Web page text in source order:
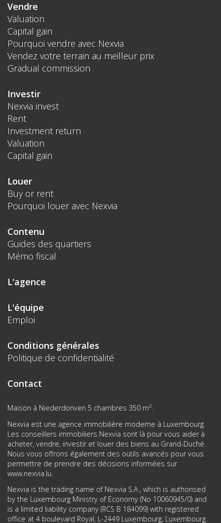
Vendre
Valuation
Capital gain
Pourquoi vendre avec Nexvia
Vendez votre terrain au meilleur prix
Gradual commission
Investir
Nexvia invest
Rent
Investment return
Valuation
Capital gain
Louer
Buy or rent
Pourquoi louer avec Nexvia
Contenu
Guides des quartiers
Mémo fiscal
L'agence
L'équipe
Emploi
Conditions générales
Politique de confidentialité
Contact
Maison à Niederdonven 5 chambres 350 m².
Nexvia est une agence immobilière moderne à Luxembourg.
Les conseillers immobiliers Nexvia sont là pour vous aider à
acheter, vendre, investir et louer des biens au Grand-Duché.
Nous vous offrons également des outils avancés pour vous
permettre de prendre des décisions informées sur
www.nexvia.lu
Nexvia is the trading name of Nexvia S.A., which is authorised
by the Luxembourg Ministry of Economy (No 10060945/0) and
is a limited liability company (RCS B 184099) with registered
office at 4 boulevard Royal, L-2449 Luxembourg, Luxembourg.